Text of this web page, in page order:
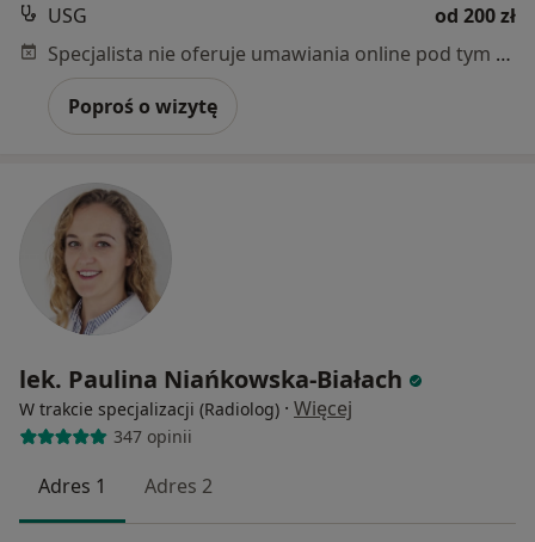
USG
od 200 zł
Specjalista nie oferuje umawiania online pod tym adresem.
Poproś o wizytę
lek. Paulina Niańkowska-Białach
W trakcie specjalizacji (Radiolog) · Więcej
347 opinii
Adres 1 Adres 2